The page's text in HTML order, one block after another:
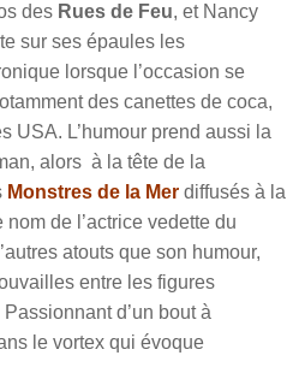
des Rues de Feu, et Nancy
sur ses épaules les
lorsque l’occasion se
des canettes de coca,
USA. L’humour prend aussi la
alors à la tête de la
Monstres de la Mer diffusés à la
de l’actrice vedette du
atouts que son humour,
entre les figures
d’un bout à
le vortex qui évoque